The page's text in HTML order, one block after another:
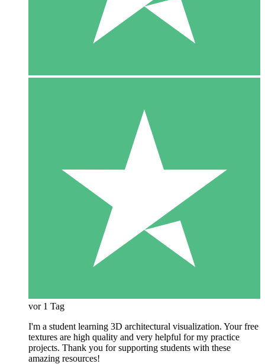
vor 1 Tag
I'm a student learning 3D architectural visualization. Your free
textures are high quality and very helpful for my practice
projects. Thank you for supporting students with these
amazing resources!